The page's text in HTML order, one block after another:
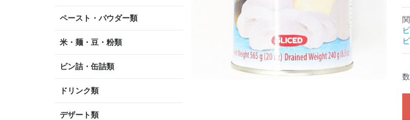
ペースト・パウダー類
米・麺・豆・粉類
ビン詰・缶詰類
ドリンク類
デザート類